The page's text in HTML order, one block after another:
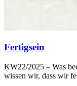
Fertigsein
KW22/2025 – Was
wissen wir, dass wir